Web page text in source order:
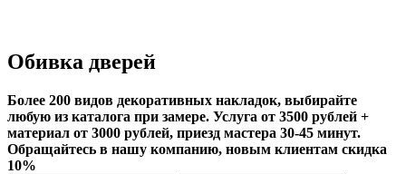
Обивка дверей
Более 200 видов декоративных накладок, выбирайте
любую из каталога при замере. Услуга от 3500 рублей +
материал от 3000 рублей, приезд мастера 30-45 минут.
Обращайтесь в нашу компанию, новым клиентам скидка
10%